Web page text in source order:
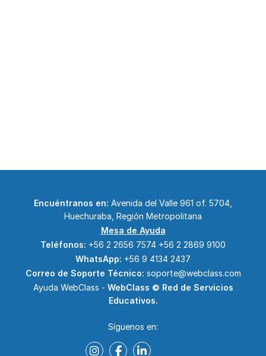
Encuéntranos en: Avenida del Valle 961 of. 5704,
Huechuraba, Región Metropolitana
Mesa de Ayuda
Teléfonos: +56 2 2656 7574 +56 2 2869 9100
WhatsApp: +56 9 4134 2437
Correo de Soporte Técnico: soporte@webclass.com
Ayuda WebClass - WebClass © Red de Servicios
Educativos.
Síguenos en: